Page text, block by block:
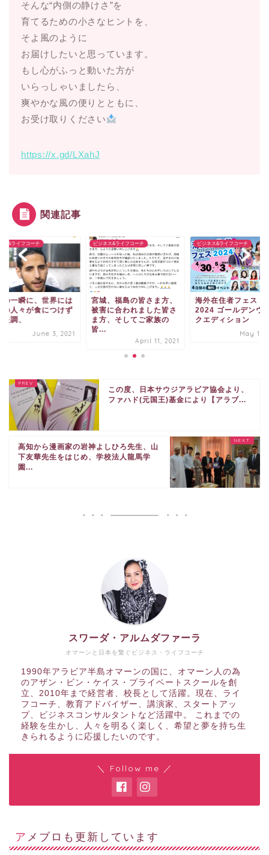
そんな“内側の静けさ”を
育てるための小さなヒントを、
そよ風のように
お届けしたいと思っています。
もし心がふっと動いた方が
いらっしゃいましたら、
爽やかな風の便りとともに、
お受け取りください
https://x.gd/LXahJ
関連記事
ス&ライフコーチ
の一瞬に、世界には
の人々が食につけず
調、
June 3, 2021
ビジネス&ライフコーチ
宮城、福島の皆さま方、
被害に合われました皆さ
ま方、そしてご家族の
皆...
April 11, 2021
ビジネス&ライフコーチ
海外在住者フェス・
2024 ゴールデンウ
クエディション
May 15,
この度、日本サウジアラビア協会より、
ファハド(元国王)基金により【アラブ...
高知から漫画家の岩神よしひろ先生、山
下友華先生をはじめ、学校法人龍馬学
園...
オマーンと日本を繋ぐビジネス・ライフコーチ
スワーダ・アルムダファーラ
1990年アラビア半島オマーンの国に、オマーン人の為
のアザン・ビン・ケイス・プライベートスクールを創
立、2010年まで経営者、校長として活躍。現在、ライ
フコーチ、教育アドバイザー、講演家、スタートアッ
プ、ビジネスコンサルタントなど活躍中。 これまでの
経験を生かし、人々を明るく楽しく、希望と夢を持ち生
きられるように応援したいのです。
＼ Follow me ／
アメブロも更新しています